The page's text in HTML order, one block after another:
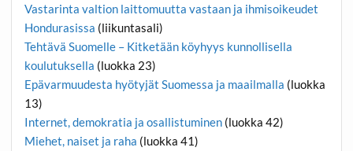
Vastarinta valtion laittomuutta vastaan ja ihmisoikeudet
Hondurasissa (liikuntasali)
Tehtävä Suomelle – Kitketään köyhyys kunnollisella
koulutuksella (luokka 23)
Epävarmuudesta hyötyjät Suomessa ja maailmalla (luokka
13)
Internet, demokratia ja osallistuminen (luokka 42)
Miehet, naiset ja raha (luokka 41)